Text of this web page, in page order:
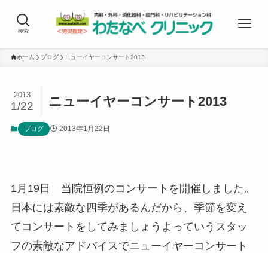
検索
ホーム ブログ ニューイヤーコンサート2013
ニューイヤーコンサート2013
2013
1/22
ブログ 2013年1月22日
1月19日 当院恒例のコンサートを開催しました。
日本には素敵な四季があるんだから、季節を変え
てコンサートをしてみましょうよっていうスタッ
フの素敵なアドバイスでニューイヤーコンサート